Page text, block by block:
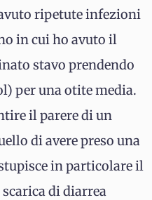
ripetute infezioni
in cui ho avuto il
stavo prendendo
per una otite media.
il parere di un
di avere preso una
in particolare il
di diarrea